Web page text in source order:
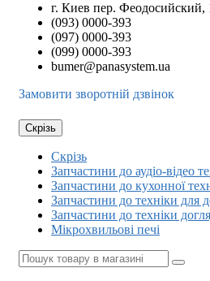
г. Киев пер. Феодосийский,
(093) 0000-393
(097) 0000-393
(099) 0000-393
bumer@panasystem.ua
Замовити зворотній дзвінок
Скрізь
Скрізь
Запчастини до аудіо-відео
Запчастини до кухонної
Запчастини до техніки для
Запчастини до техніки
Мікрохвильові печі